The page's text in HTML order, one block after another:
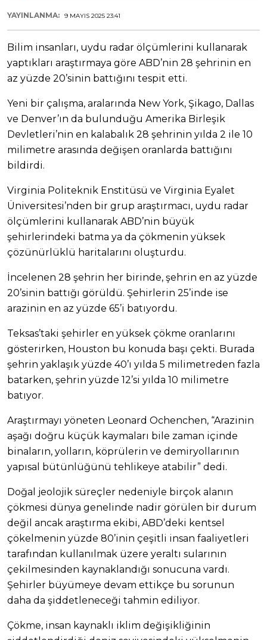
YAYINLANMA: 9 MAYIS 2025 23:41
Bilim insanları, uydu radar ölçümlerini kullanarak
yaptıkları araştırmaya göre ABD’nin 28 şehrinin en
az yüzde 20’sinin battığını tespit etti.
Yeni bir çalışma, aralarında New York, Şikago, Dallas
ve Denver’ın da bulunduğu Amerika Birleşik
Devletleri’nin en kalabalık 28 şehrinin yılda 2 ile 10
milimetre arasında değişen oranlarda battığını
bildirdi.
Virginia Politeknik Enstitüsü ve Virginia Eyalet
Üniversitesi’nden bir grup araştırmacı, uydu radar
ölçümlerini kullanarak ABD’nin büyük
şehirlerindeki batma ya da çökmenin yüksek
çözünürlüklü haritalarını oluşturdu.
İncelenen 28 şehrin her birinde, şehrin en az yüzde
20’sinin battığı görüldü. Şehirlerin 25’inde ise
arazinin en az yüzde 65’i batıyordu.
Teksas’taki şehirler en yüksek çökme oranlarını
gösterirken, Houston bu konuda başı çekti. Burada
şehrin yaklaşık yüzde 40’ı yılda 5 milimetreden fazla
batarken, şehrin yüzde 12’si yılda 10 milimetre
batıyor.
Araştırmayı yöneten Leonard Ochenchen, “Arazinin
aşağı doğru küçük kaymaları bile zaman içinde
binaların, yolların, köprülerin ve demiryollarının
yapısal bütünlüğünü tehlikeye atabilir” dedi.
Doğal jeolojik süreçler nedeniyle birçok alanın
çökmesi dünya genelinde nadir görülen bir durum
değil ancak araştırma ekibi, ABD’deki kentsel
çökelmenin yüzde 80’inin çeşitli insan faaliyetleri
tarafından kullanılmak üzere yeraltı sularının
çekilmesinden kaynaklandığı sonucuna vardı.
Şehirler büyümeye devam ettikçe bu sorunun
daha da şiddetleneceği tahmin ediliyor.
Çökme, insan kaynaklı iklim değişikliğinin